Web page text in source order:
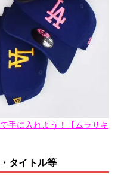
手に入れよう！【ムラサキ
タイトル等